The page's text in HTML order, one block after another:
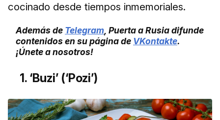
cocinado desde tiempos inmemoriales.
Además de Telegram , Puerta a Rusia difunde
contenidos en su página de VKontakte.
¡Únete a nosotros!
1. ‘Buzi’ (‘Pozi’)